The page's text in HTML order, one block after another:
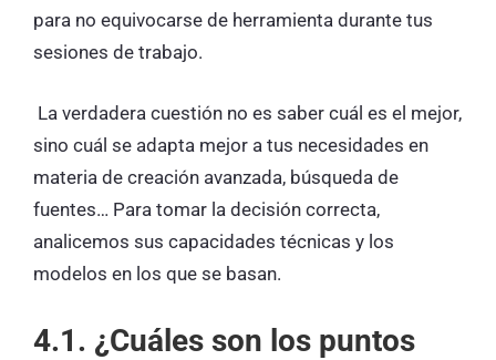
para no equivocarse de herramienta durante tus
sesiones de trabajo.
La verdadera cuestión no es saber cuál es el mejor,
sino cuál se adapta mejor a tus necesidades en
materia de creación avanzada, búsqueda de
fuentes… Para tomar la decisión correcta,
analicemos sus capacidades técnicas y los
modelos en los que se basan.
4.1. ¿Cuáles son los puntos